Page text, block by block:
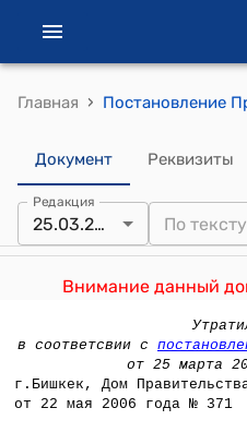
Главная ›
Документ Реквизиты
Редакция
25.03.2022
Внимание данный